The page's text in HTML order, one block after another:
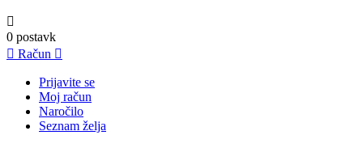

0 postavk
 Račun 
Prijavite se
Moj račun
Naročilo
Seznam želja